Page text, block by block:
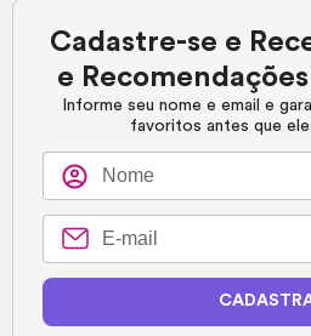
Cadastre-se e
e
Informe seu nome e email e
favoritos antes que